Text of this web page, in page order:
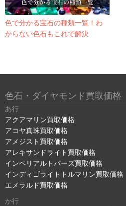
色で分かる宝石の種類一覧！わ
からない色石もこれで解決
色石・ダイヤモンド買取価格
あ行
アクアマリン買取価格
アコヤ真珠買取価格
アメジスト買取価格
アレキサンドライト買取価格
インペリアルトパーズ買取価格
インディゴライトトルマリン買取価格
エメラルド買取価格
か行